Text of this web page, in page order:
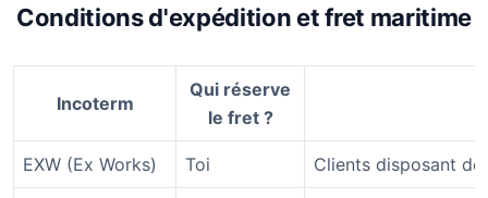
Conditions d'expédition et fret maritime
Incoterm
Qui réserve
le fret ?
EXW (Ex Works) Toi Clients disposant